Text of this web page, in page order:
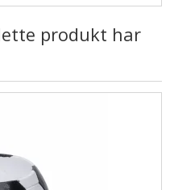
produkt har